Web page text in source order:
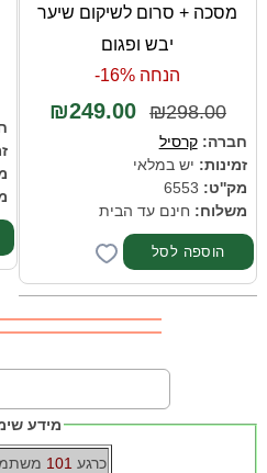
מסכה + סרום לשיקום שיער
יבש ופגום
הנחה 16%-
₪298.00
₪249.00
חברה:קרסיל
זמינות: יש במלאי
מק''ט:
משלוח: חינם עד הבית
מידע
כרגע 101